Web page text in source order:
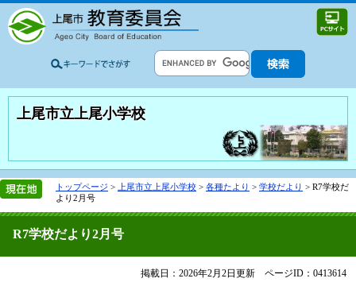
上尾市立上尾小学校
トップページ > 上尾市立上尾小学校 > 各種たより > 学校だより > R7学校だ
より2月号
R7学校だより2月号
掲載日：2026年2月2日更新 ページID：0413614